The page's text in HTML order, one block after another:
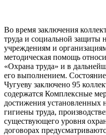
Во время заключения
труда и социальной защиты
учреждениям и
методическая помощь
«Охрана труда» и в
его выполнением.
Чугуеву заключено 95
содержатся Комплексные
достижения установленных
гигиены труда,
существующего уровня
договорах